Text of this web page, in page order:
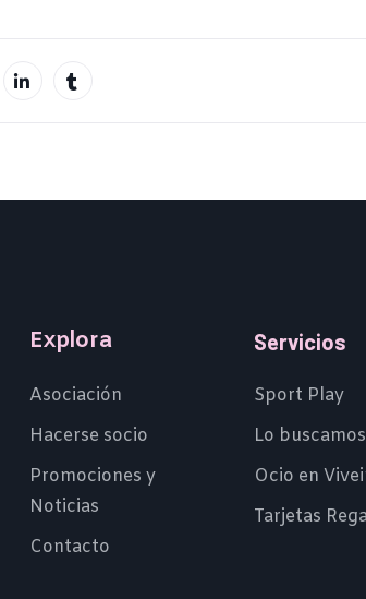
Explora
Asociación
Hacerse socio
Promociones y
Noticias
Contacto
Servicios
Sport Play
Lo
Ocio en
Tarjetas